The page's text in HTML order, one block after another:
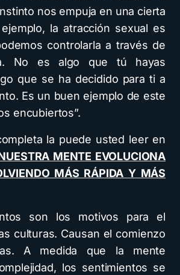
nos empuja en una cierta
la atracción sexual es
controlarla a través de
No es algo que tú hayas
que se ha decidido para ti a
Es un buen ejemplo de este
encubiertos”.
la puede usted leer en
MENTE EVOLUCIONA
MÁS RÁPIDA Y MÁS
son los motivos para el
culturas. Causan el comienzo
A medida que la mente
los sentimientos se